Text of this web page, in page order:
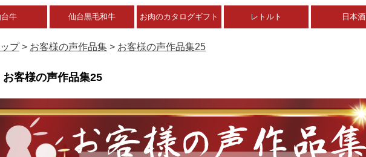
牛 仙台黒毛和牛 お肉のカタログギフト レトルト 日本酒
プ> お客様の声作品集 > お客様の声作品集25
お客様の声作品集25